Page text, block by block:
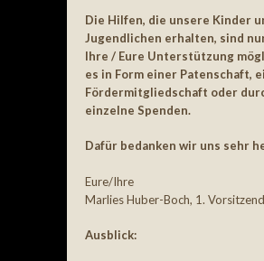
Die Hilfen, die unsere Kinder
Jugendlichen erhalten, sind
Ihre / Eure Unterstützung
es in Form einer Patenschaft,
Fördermitgliedschaft oder
einzelne Spenden.
Dafür bedanken wir uns sehr
Eure/Ihre
Marlies Huber-Boch, 1.
Ausblick: